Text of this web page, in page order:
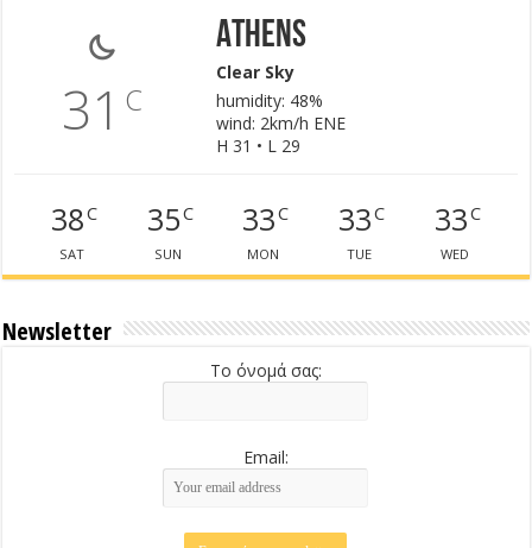
31 C
Athens
Clear Sky
humidity: 48%
wind: 2km/h ENE
H 31 • L 29
38C
SAT
35C
SUN
33C
MON
33C
TUE
33C
WED
Newsletter
Το όνομά σας:
Email: